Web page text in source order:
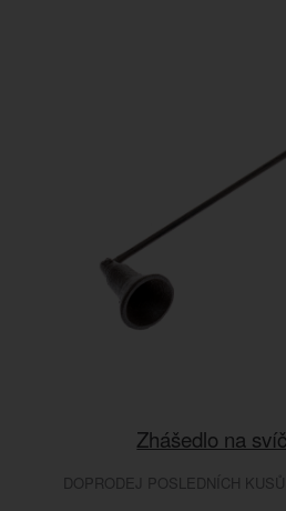
Zhášedlo na
DOPRODEJ POSLEDNÍCH